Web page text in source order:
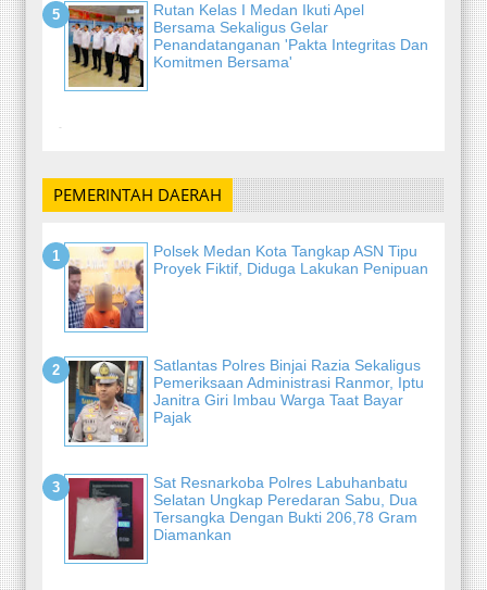
Rutan Kelas I Medan Ikuti Apel
Bersama Sekaligus Gelar
Penandatanganan 'Pakta Integritas Dan
Komitmen Bersama'
-
PEMERINTAH DAERAH
Polsek Medan Kota Tangkap ASN Tipu
Proyek Fiktif, Diduga Lakukan Penipuan
Satlantas Polres Binjai Razia Sekaligus
Pemeriksaan Administrasi Ranmor, Iptu
Janitra Giri Imbau Warga Taat Bayar
Pajak
Sat Resnarkoba Polres Labuhanbatu
Selatan Ungkap Peredaran Sabu, Dua
Tersangka Dengan Bukti 206,78 Gram
Diamankan